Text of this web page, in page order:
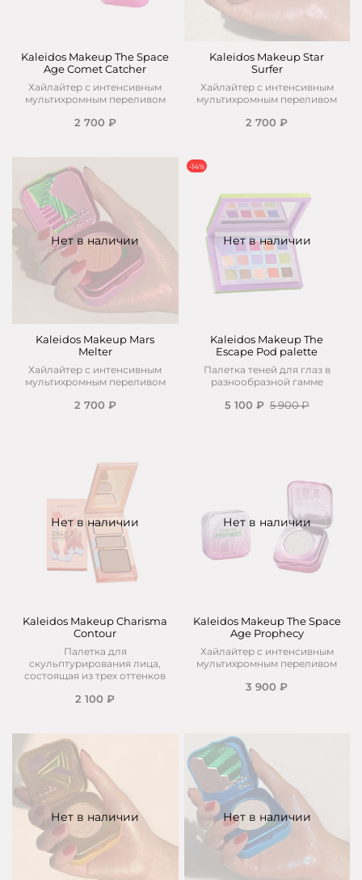
Kaleidos Makeup The Space
Age Comet Catcher
Хайлайтер с интенсивным
мультихромным переливом
2 700 ₽
Kaleidos Makeup Star
Surfer
Хайлайтер с интенсивным
мультихромным переливом
2 700 ₽
Нет в наличии
Kaleidos Makeup Mars
Melter
Хайлайтер с интенсивным
мультихромным переливом
2 700 ₽
Нет в наличии
-14%
Kaleidos Makeup The
Escape Pod palette
Палетка теней для глаз в
разнообразной гамме
5 100 ₽ 5 900 ₽
Нет в наличии
Kaleidos Makeup Charisma
Contour
Палетка для
скульптурирования лица,
состоящая из трех оттенков
2 100 ₽
Нет в наличии
Kaleidos Makeup The Space
Age Prophecy
Хайлайтер с интенсивным
мультихромным переливом
3 900 ₽
Нет в наличии Нет в наличии